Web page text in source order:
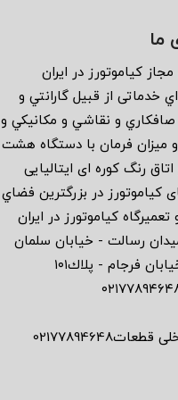
ما
كياموتورز در ايران
خدماتى از قبيل گارانتي و
صافكاري و نقاشي و مكانيكي و
ميزان فرمان با دستگاه هشت
رنگ كوره اى ايتاليايى
كياموتورز در بزرگترين فضاي
كياموتورز در ايران
رسالت - خيابان سلمان
فرجام - پلاك١٠١